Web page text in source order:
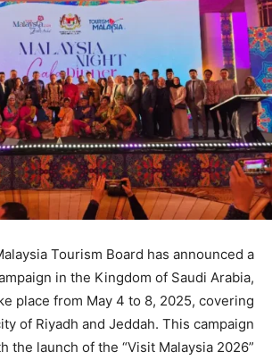
Tourism Board has announced a
in the Kingdom of Saudi Arabia,
place from May 4 to 8, 2025, covering
of Riyadh and Jeddah. This campaign
the launch of the “Visit Malaysia 2026”